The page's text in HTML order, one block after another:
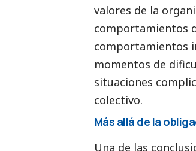
valores de la
comportamientos
comportamientos
momentos de
situaciones
colectivo.
Más allá de la
Una de las